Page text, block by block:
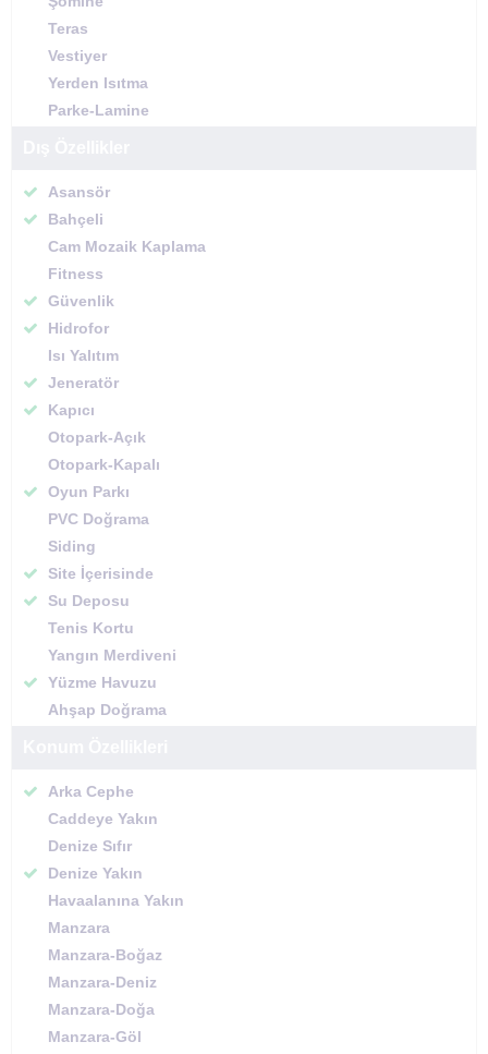
Teras
Vestiyer
Yerden Isıtma
Parke-Lamine
Asansör
Bahçeli
Cam Mozaik Kaplama
Fitness
Güvenlik
Hidrofor
Isı Yalıtım
Jeneratör
Kapıcı
Otopark-Açık
Otopark-Kapalı
Oyun Parkı
PVC Doğrama
Siding
Site İçerisinde
Su Deposu
Tenis Kortu
Yangın Merdiveni
Yüzme Havuzu
Ahşap Doğrama
Arka Cephe
Caddeye Yakın
Denize Sıfır
Denize Yakın
Havaalanına Yakın
Manzara
Manzara-Boğaz
Manzara-Deniz
Manzara-Doğa
Manzara-Göl